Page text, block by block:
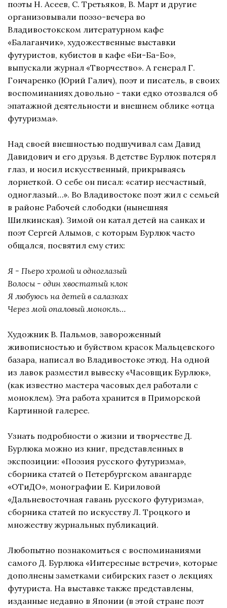
поэты Н. Асеев, С. Третьяков, В. Март и другие
организовывали поэзо-вечера во
Владивостокском литературном кафе
«Балаганчик», художественные выставки
футуристов, кубистов в кафе «Би-Ба-Бо»,
выпускали журнал «Творчество». А генерал Г.
Гончаренко (Юрий Галич), поэт и писатель, в своих
воспоминаниях довольно - таки едко отозвался об
эпатажной деятельности и внешнем облике «отца
футуризма».
Над своей внешностью подшучивал сам Давид
Давидович и его друзья. В детстве Бурлюк потерял
глаз, и носил искусственный, прикрываясь
лорнеткой. О себе он писал: «сатир несчастный,
одноглазый…». Во Владивостоке поэт жил с семьей
в районе Рабочей слободки (нынешняя
Шилкинская). Зимой он катал детей на санках и
поэт Сергей Алымов, с которым Бурлюк часто
общался, посвятил ему стих:
Я - Пьеро хромой и одноглазый
Волосы - один хвостатый клок
Я любуюсь на детей в салазках
Через мой опаловый монокль…
Художник В. Пальмов, завороженный
живописностью и буйством красок Мальцевского
базара, написал во Владивостоке этюд. На одной
из лавок разместил вывеску «Часовщик Бурлюк»,
(как известно мастера часовых дел работали с
моноклем). Эта работа хранится в Приморской
Картинной галерее.
Узнать подробности о жизни и творчестве Д.
Бурлюка можно из книг, представленных в
экспозиции: «Поэзия русского футуризма»,
сборника статей о Петербургском авангарде
«ОТиДО», монографии Е. Кириловой
«Дальневосточная гавань русского футуризма»,
сборника статей по искусству Л. Троцкого и
множеству журнальных публикаций.
Любопытно познакомиться с воспоминаниями
самого Д. Бурлюка «Интересные встречи», которые
дополнены заметками сибирских газет о лекциях
футуриста. На выставке также представлены,
изданные недавно в Японии (в этой стране поэт